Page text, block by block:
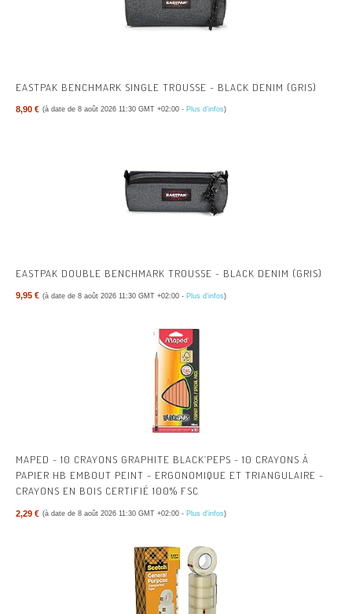
EASTPAK BENCHMARK SINGLE TROUSSE - BLACK DENIM (GRIS)
8,90 € (à date de 8 août 2026 11:30 GMT +02:00 - Plus d’infos)
EASTPAK DOUBLE BENCHMARK TROUSSE - BLACK DENIM (GRIS)
9,95 € (à date de 8 août 2026 11:30 GMT +02:00 - Plus d’infos)
MAPED - 10 CRAYONS GRAPHITE BLACK’PEPS - 10 CRAYONS À
PAPIER HB EMBOUT PEINT - ERGONOMIQUE ET TRIANGULAIRE -
CRAYONS EN BOIS CERTIFIÉ 100% FSC
2,29 € (à date de 8 août 2026 11:30 GMT +02:00 - Plus d’infos)